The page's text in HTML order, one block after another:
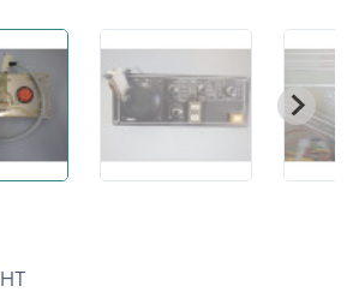
HT